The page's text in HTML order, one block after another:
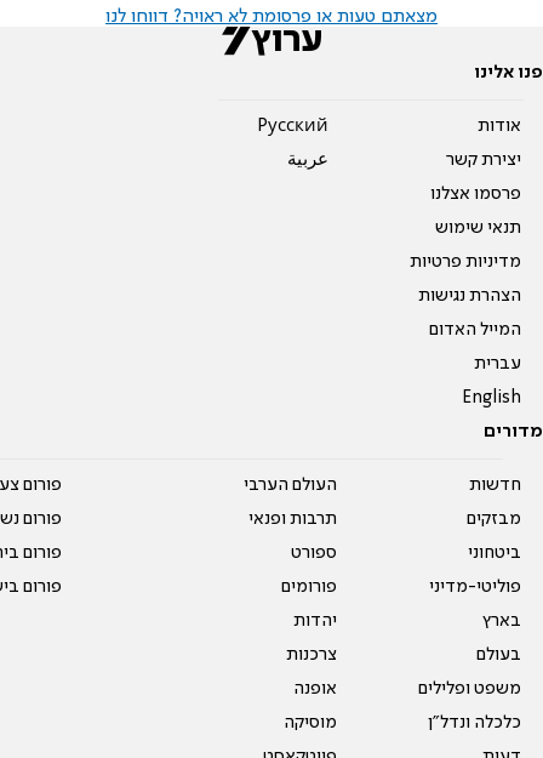
מצאתם טעות או פרסומת לא ראויה? דווחו לנו
פנו אלינו
אודות
יצירת קשר
פרסמו אצלנו
תנאי שימוש
מדיניות פרטיות
הצהרת נגישות
המייל האדום
עברית
English
Pусский
عربية
מדורים
חדשות
מבזקים
ביטחוני
פוליטי-מדיני
בארץ
בעולם
משפט ופלילים
כלכלה ונדל"ן
העולם הערבי
תרבות ופנאי
ספורט
פורומים
יהדות
צרכנות
אופנה
מוסיקה
פורום
פורום
פורום
פורום